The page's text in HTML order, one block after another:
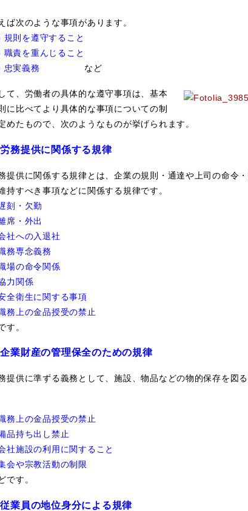
ば次のような事項があります。
則を遵守すること
職責を重んじること
忠実義務 など
て、労働者の具体的な遵守事項は、基本
に比べてより具体的な事項についての制
めたもので、次のようなものが挙げられます。
労務提供に関係する規律
提供に関係する規律とは、企業の規則・通達や上司の命令
持すべき事項などに関係する規律です。
刻・欠勤
席・外出
社への入退社
務専念義務
場の命令関係
力関係
全衛生に関する事項
務上の金品授受の禁止
す。
企業財産の管理保全のための規律
提供に準ずる義務として、施設、物品などの物的保存を図
務上の金品授受の禁止
品持ち出し禁止
社施設の利用に関すること
会や宗教活動の制限
です。
従業員の地位身分による規律